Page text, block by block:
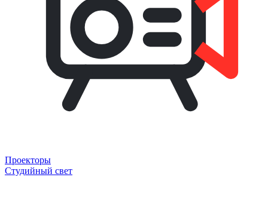
Проекторы
Студийный свет